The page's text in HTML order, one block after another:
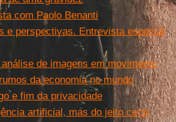
com Paolo Benanti
e perspectivas. Entrevista especial
de imagens em movimento
da economia no mundo
e fim da privacidade
artificial, mas do jeito certo